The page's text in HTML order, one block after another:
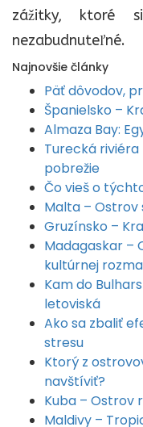
zážitky, ktoré
nezabudnuteľné.
Najnovšie články
Päť dôvodov,
Španielsko –
Almaza Bay:
Turecká
pobrežie
Čo vieš o
Malta – Ostrov
Gruzínsko –
Madagaskar –
kultúrnej
Kam do
letoviská
Ako sa zbaliť
stresu
Ktorý z
navštíviť?
Kuba – Ostrov
Maldivy –